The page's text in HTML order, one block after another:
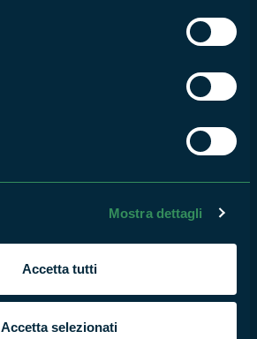
Mostra dettagli
Accetta tutti
Accetta selezionati
Un appuntamento con il
gusto, un incontro con il
Il pattugliamento delle coste
del lago di Vico
MAG